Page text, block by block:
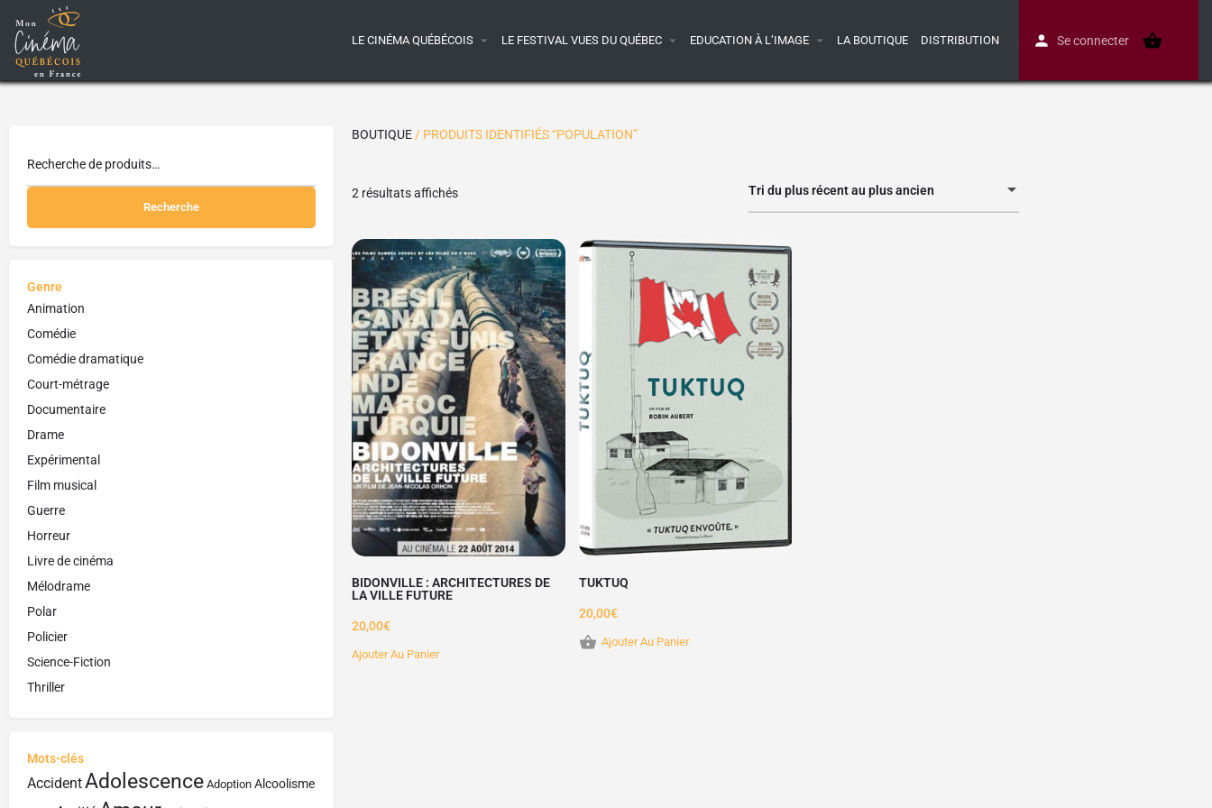
LE CINÉMA QUÉBÉCOIS LE FESTIVAL VUES DU QUÉBEC EDUCATION À L’IMAGE LA BOUTIQUE DISTRIBUTION Se connecter
Recherche
Genre
Animation
Comédie
Comédie dramatique
Court-métrage
Documentaire
Drame
Expérimental
Film musical
Guerre
Horreur
Livre de cinéma
Mélodrame
Polar
Policier
Science-Fiction
Thriller
Mots-clés
AccidentAdolescence Adoption Alcoolisme
BOUTIQUE/ PRODUITS IDENTIFIÉS “POPULATION”
2 résultats affichés Tri du plus récent au plus ancien
BIDONVILLE : ARCHITECTURES DE
LA VILLE FUTURE
20,00€
Ajouter Au Panier
TUKTUQ
20,00€
Ajouter Au Panier